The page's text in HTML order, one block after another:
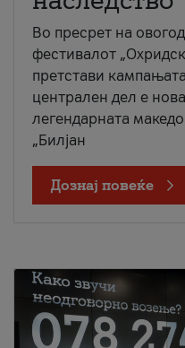
Во пресрет на
фестивалот
претстави
централен дел е
легендарната
„Билјан
Дознај повеќе